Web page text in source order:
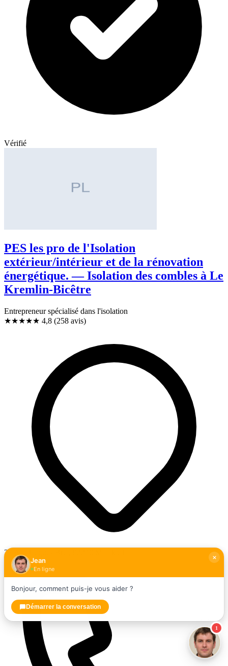
Vérifié
PES les pro de l'Isolation
extérieur/intérieur et de la rénovation
énergétique. — Isolation des combles à Le
Kremlin-Bicêtre
Entrepreneur spécialisé dans l'isolation
★★★★★ 4,8 (258 avis)
27 All. Jacques Brel, 92240 Malakoff
1
Jean
En ligne
Bonjour, comment puis-je vous aider ?
Démarrer la conversation